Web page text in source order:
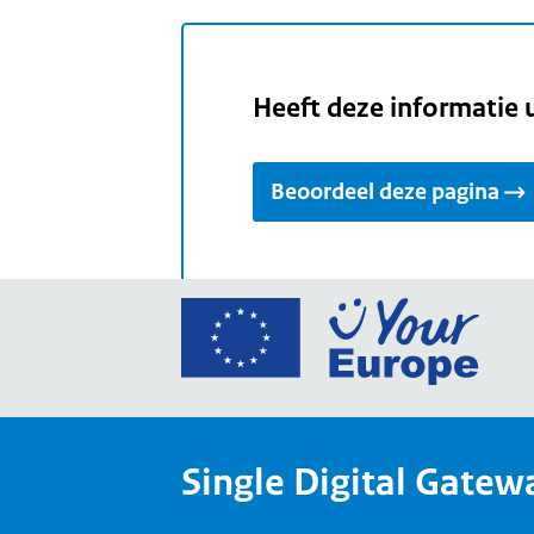
Heeft deze informatie
Beoordeel deze pagina
Ga
Your
Single Digital